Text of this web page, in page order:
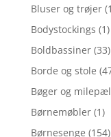
Bluser og trøjer
Bodystockings (1)
Boldbassiner (33)
Borde og stole
Bøger og
Børnemøbler (1)
Børnesenge (154)